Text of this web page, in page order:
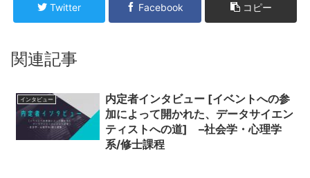
Twitter Facebook コピー
関連記事
インタビュー
内定者インタビュー [イベントへの参
加によって開かれた、データサイエン
ティストへの道] –社会学・心理学
系/修士課程